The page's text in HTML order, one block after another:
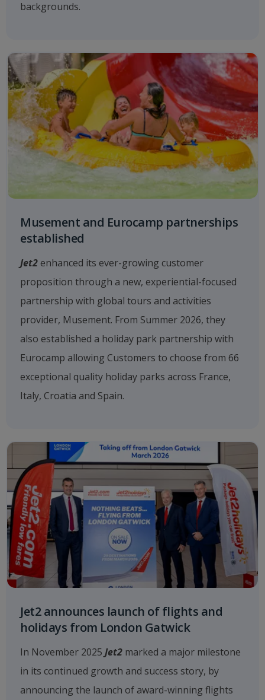
backgrounds.
Musement and Eurocamp partnerships
established
Jet2 enhanced its ever-growing customer
proposition through a new, experiential-focused
partnership with global tours and activities
provider, Musement. From Summer 2026, they
also established a holiday park partnership with
Eurocamp allowing Customers to choose from 66
exceptional quality holiday parks across France,
Italy, Croatia and Spain.
Jet2 announces launch of flights and
holidays from London Gatwick
In November 2025 Jet2 marked a major milestone
in its continued growth and success story, by
announcing the launch of award-winning flights